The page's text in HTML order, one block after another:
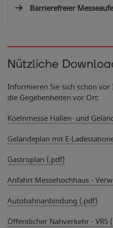
Barrierefreier
Nützliche
Informieren Sie sich schon
die Gegebenheiten vor Ort:
Koelnmesse Hallen- und
Geländeplan mit E-
Gastroplan (.pdf)
Anfahrt Messehochhaus -
Autobahnanbindung (.pdf)
Öffentlicher Nahverkehr - VRS